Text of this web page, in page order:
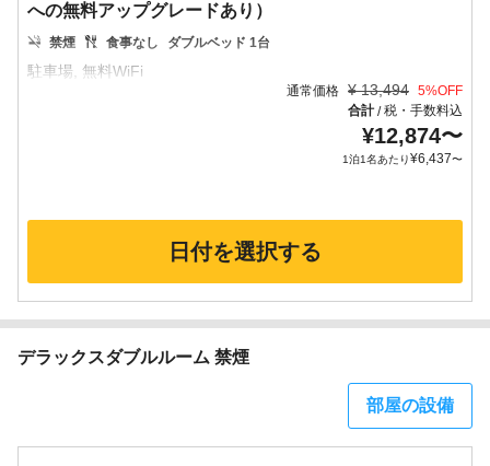
への無料アップグレードあり）
禁煙 食事なし ダブルベッド 1台
通常価格 ¥ 13,494 5%OFF
合計/税・手数料込
¥12,874〜
1泊1名あたり¥6,437〜
日付を選択する
デラックスダブルルーム 禁煙
部屋の設備